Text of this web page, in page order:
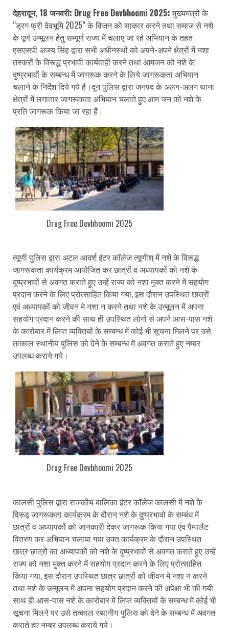
देहरादून, 18 जनवरी: Drug Free Devbhoomi 2025: मुख्यमंत्री के
“ड्रग फ्री देवभूमि 2025” के विजन को साकार करने तथा समाज से नशे
के पूर्ण उन्मूलन हेतु सम्पूर्ण राज्य में चलाए जा रहे अभियान के तहत
एसएसपी अजय सिंह द्वारा सभी अधीनस्थों को अपने-अपने क्षेत्रों में नशा
तस्करों के विरूद्ध प्रभावी कार्यवाही करने तथा आमजन को नशे के
दुष्प्रभावों के सम्बन्ध में जागरूक करने के लिये जागरूकता अभियान
चलाने के निर्देश दिये गये है।दून पुलिस द्वारा जनपद के अलग-अलग थाना
क्षेत्रों में लगातार जागरूकता अभियान चलाते हुए आम जन को नशे के
प्रति जागरूक किया जा रहा हैं।
Drug Free Devbhoomi 2025
त्यूणी पुलिस द्वारा अटल आदर्श इंटर कॉलेज त्यूणीश् में नशे के विरूद्ध
जागरूकता कार्यक्रम आयोजित कर छात्रों व अध्यापकों को नशे के
दुष्प्रभावों से अवगत कराते हुए उन्हें राज्य को नशा मुक्त करने में सहयोग
प्रदान करने के लिए प्रोत्साहित किया गया, इस दौरान उपस्थित छात्रों
एवं अध्यापकों को जीवन मे नशा न करने तथा नशे के उन्मूलन में अपना
सहयोग प्रदान करने की साथ ही उपस्थित लोगो से अपने आस-पास नशे
के कारोबार में लिप्त व्यक्तियों के सम्बन्ध में कोई भी सूचना मिलने पर उसे
तत्काल स्थानीय पुलिस को देने के सम्बन्ध में अवगत कराते हुए नम्बर
उपलब्ध कराये गये।
Drug Free Devbhoomi 2025
कालसी पुलिस द्वारा राजकीय बालिका इंटर कॉलेज कालसी में नशे के
विरूद्व जागरूकता कार्यक्रम के दौरान नशे के दुष्प्रभावो के सम्बंध में
छात्रों व अध्यापकों को जानकारी देकर जागरूक किया गया एंव पैम्पलैट
वितरण कर अभियान चलाया गया उक्त कार्यक्रम के दौरान उपस्थित
छात्र छात्रों का अध्यापकों को नशे के दुष्प्रभावों से अवगत कराते हुए उन्हें
राज्य को नशा मुक्त करने में सहयोग प्रदान करने के लिए प्रोत्साहित
किया गया, इस दौरान उपस्थित छात्र छात्रों को जीवन मे नशा न करने
तथा नशे के उन्मूलन में अपना सहयोग प्रदान करने की अपेक्षा भी की गयी
साथ ही आस-पास नशे के कारोबार में लिप्त व्यक्तियों के सम्बन्ध में कोई भी
सूचना मिलने पर उसे तत्काल स्थानीय पुलिस को देने के सम्बन्ध में अवगत
कराते हुए नम्बर उपलब्ध कराये गये।